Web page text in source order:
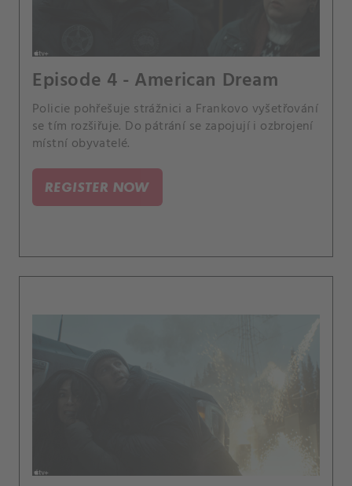
Episode 4 - American Dream
Policie pohřešuje strážnici a Frankovo vyšetřování
se tím rozšiřuje. Do pátrání se zapojují i ozbrojení
místní obyvatelé.
REGISTER NOW